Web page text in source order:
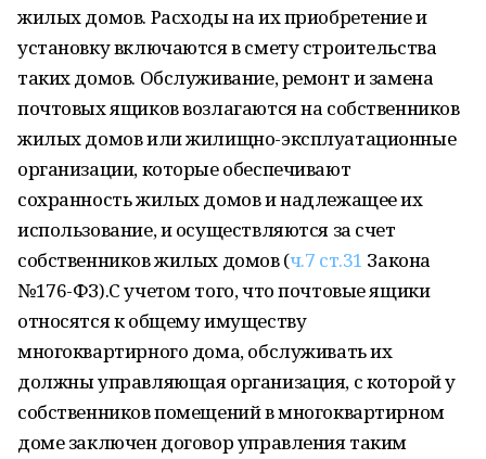
жилых домов. Расходы на их приобретение и
установку включаются в смету строительства
таких домов. Обслуживание, ремонт и замена
почтовых ящиков возлагаются на собственников
жилых домов или жилищно-эксплуатационные
организации, которые обеспечивают
сохранность жилых домов и надлежащее их
использование, и осуществляются за счет
собственников жилых домов (ч.7 ст.31 Закона
№176-ФЗ).С учетом того, что почтовые ящики
относятся к общему имуществу
многоквартирного дома, обслуживать их
должны управляющая организация, с которой у
собственников помещений в многоквартирном
доме заключен договор управления таким